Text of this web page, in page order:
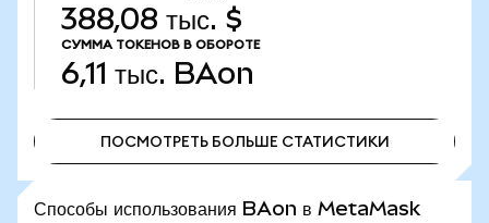
388,08 тыс. $
СУММА ТОКЕНОВ В ОБОРОТЕ
6,11 тыс. BAon
ПОСМОТРЕТЬ БОЛЬШЕ СТАТИСТИКИ
Способы использования BAon в MetaMask